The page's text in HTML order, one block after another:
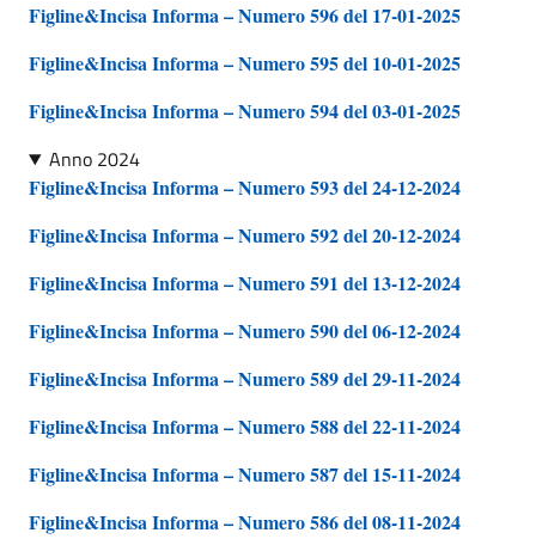
Figline&Incisa Informa – Numero 596 del 17-01-2025
Figline&Incisa Informa – Numero 595 del 10-01-2025
Figline&Incisa Informa – Numero 594 del 03-01-2025
Anno 2024
Figline&Incisa Informa – Numero 593 del 24-12-2024
Figline&Incisa Informa – Numero 592 del 20-12-2024
Figline&Incisa Informa – Numero 591 del 13-12-2024
Figline&Incisa Informa – Numero 590 del 06-12-2024
Figline&Incisa Informa – Numero 589 del 29-11-2024
Figline&Incisa Informa – Numero 588 del 22-11-2024
Figline&Incisa Informa – Numero 587 del 15-11-2024
Figline&Incisa Informa – Numero 586 del 08-11-2024